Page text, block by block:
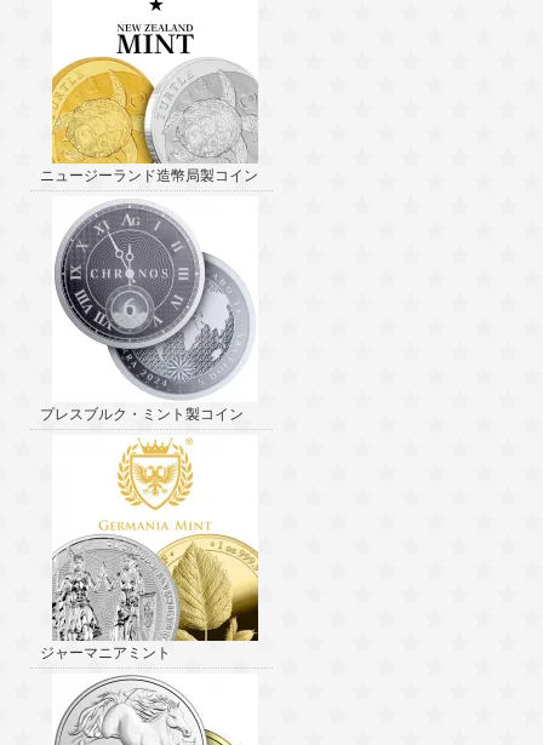
ニュージーランド造幣局製コイン
プレスブルク・ミント製コイン
ジャーマニアミント